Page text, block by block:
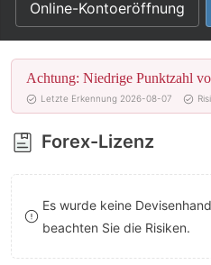
3
4
5
6
7
8
9
7
8
9
Online-Kontoeröffnung
Achtung: Niedrige Punktzahl
Letzte Erkennung 2026-08-07
Forex-Lizenz
Es wurde keine
beachten Sie die Risiken.